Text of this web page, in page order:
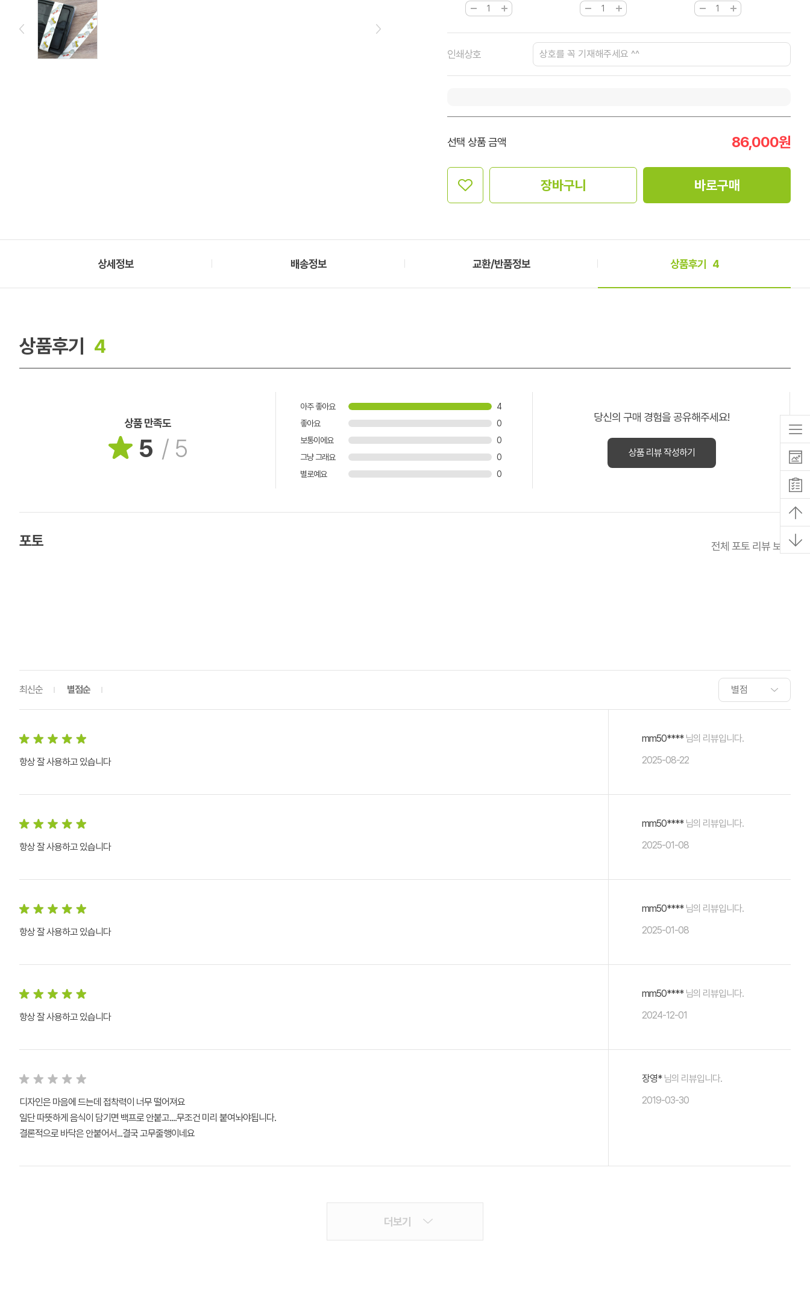
인쇄상호
선택 상품 금액 86,000원
장바구니 바로구매
상세정보 배송정보 교환/반품정보 상품후기 4
상품후기 4
상품 만족도
5 / 5
아주 좋아요
4
좋아요
0
보통이에요
0
그냥 그래요
0
별로예요
0
당신의 구매 경험을 공유해주세요!
상품 리뷰 작성하기
포토 전체 포토 리뷰 보기
최신순 별점순
항상 잘 사용하고 있습니다
mm50****님의 리뷰입니다.
2025-08-22
항상 잘 사용하고 있습니다
mm50****님의 리뷰입니다.
2025-01-08
항상 잘 사용하고 있습니다
mm50****님의 리뷰입니다.
2025-01-08
항상 잘 사용하고 있습니다
mm50****님의 리뷰입니다.
2024-12-01
디자인은 마음에 드는데 접착력이 너무 떨어져요
일단 따뜻하게 음식이 담기면 백프로 안붙고....무조건 미리 붙여놔야됩니다.
결론적으로 바닥은 안붙어서...결국 고무줄행이네요
장영*님의 리뷰입니다.
2019-03-30
더보기